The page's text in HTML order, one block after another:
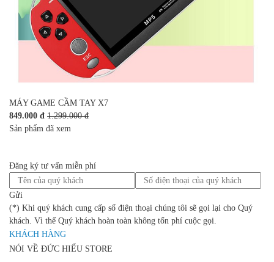
MÁY GAME CẦM TAY X7
849.000 đ 1.299.000 đ
Sản phẩm đã xem
Đăng ký tư vấn miễn phí
Gửi
(*) Khi quý khách cung cấp số điện thoại chúng tôi sẽ gọi lại cho Quý
khách. Vì thế Quý khách hoàn toàn không tốn phí cuộc gọi.
KHÁCH HÀNG
NÓI VỀ ĐỨC HIẾU STORE